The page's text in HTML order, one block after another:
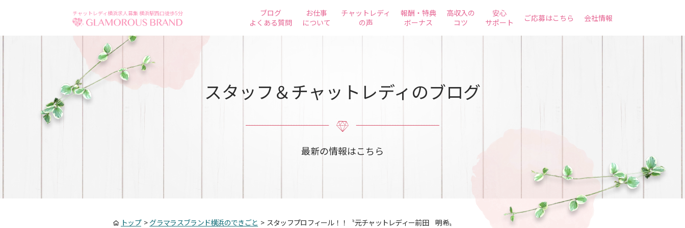
チャットレディ横浜求人募集 横浜駅西口徒歩5分
ブログ
よくある質問
お仕事
について
チャットレディ
の声
報酬・特典
ボーナス
高収入の
コツ
安心
サポート
ご応募はこちら 会社情報
スタッフ＆チャットレディのブログ
最新の情報はこちら
トップ> グラマラスブランド横浜のできごと > スタッフプロフィール！！〝元チャットレディー前田 明希〟